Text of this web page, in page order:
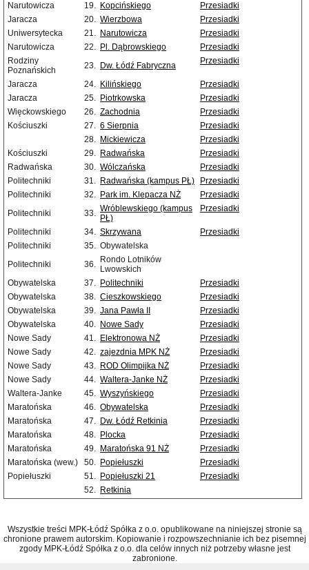
Narutowicza
19. Kopcińskiego
Przesiadki
Jaracza
20. Wierzbowa
Przesiadki
Uniwersytecka
21. Narutowicza
Przesiadki
Narutowicza
22. Pl. Dąbrowskiego
Przesiadki
Rodziny
Poznańskich
23. Dw. Łódź Fabryczna Przesiadki
Jaracza 24. Kilińskiego
Przesiadki
Jaracza
25. Piotrkowska
Przesiadki
Więckowskiego
26. Zachodnia
Przesiadki
Kościuszki
27. 6 Sierpnia
Przesiadki
28. Mickiewicza
Przesiadki
Kościuszki
29. Radwańska
Przesiadki
Radwańska
30. Wólczańska
Przesiadki
Politechniki
31. Radwańska (kampus PŁ)
Przesiadki
Politechniki
32. Park im. Klepacza NŻ
Przesiadki
Politechniki
33. Wróblewskiego (kampus
PŁ)
Przesiadki
Politechniki 34. Skrzywana
Przesiadki
Politechniki
35. Obywatelska
Politechniki
36. Rondo Lotników
Lwowskich
Obywatelska
37. Politechniki
Przesiadki
Obywatelska
38. Cieszkowskiego
Przesiadki
Obywatelska
39. Jana Pawła II
Przesiadki
Obywatelska
40. Nowe Sady
Przesiadki
Nowe Sady
41. Elektronowa NŻ
Przesiadki
Nowe Sady
42. zajezdnia MPK NŻ
Przesiadki
Nowe Sady
43. ROD Olimpijka NŻ
Przesiadki
Nowe Sady
44. Waltera-Janke NŻ
Przesiadki
Waltera-Janke
45. Wyszyńskiego
Przesiadki
Maratońska
46. Obywatelska
Przesiadki
Maratońska
47. Dw. Łódź Retkinia
Przesiadki
Maratońska
48. Plocka
Przesiadki
Maratońska
49. Maratońska 91 NŻ
Przesiadki
Maratońska (wew.)
50. Popiełuszki
Przesiadki
Popiełuszki
51. Popiełuszki 21
Przesiadki
52. Retkinia
Wszystkie treści MPK-Łódź Spółka z o.o. opublikowane na niniejszej stronie są
chronione prawem autorskim. Kopiowanie i rozpowszechnianie ich bez pisemnej
zgody MPK-Łódź Spółka z o.o. dla celów innych niż potrzeby własne jest
zabronione.